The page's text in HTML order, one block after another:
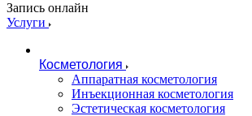
Запись онлайн
Услуги
Косметология
Аппаратная косметология
Инъекционная косметология
Эстетическая косметология